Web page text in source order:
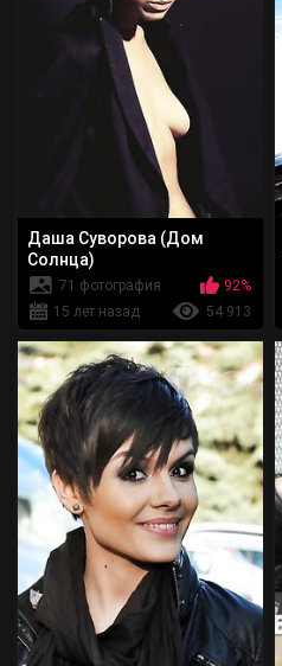
Даша Суворова (Дом
Солнца)
71 фотография
92%
15 лет назад
54 913